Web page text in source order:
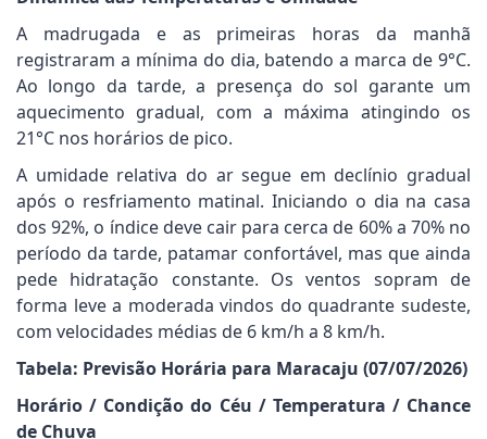
A madrugada e as primeiras horas da manhã
registraram a mínima do dia, batendo a marca de 9°C.
Ao longo da tarde, a presença do sol garante um
aquecimento gradual, com a máxima atingindo os
21°C nos horários de pico.
A umidade relativa do ar segue em declínio gradual
após o resfriamento matinal. Iniciando o dia na casa
dos 92%, o índice deve cair para cerca de 60% a 70% no
período da tarde, patamar confortável, mas que ainda
pede hidratação constante. Os ventos sopram de
forma leve a moderada vindos do quadrante sudeste,
com velocidades médias de 6 km/h a 8 km/h.
Tabela: Previsão Horária para Maracaju (07/07/2026)
Horário / Condição do Céu / Temperatura / Chance
de Chuva